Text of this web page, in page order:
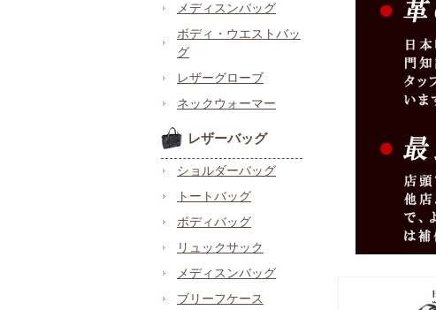
メディスンバッグ
ボディ・ウエストバッ
グ
レザーグローブ
ネックウォーマー
レザーバッグ
ショルダーバッグ
トートバッグ
ボディバッグ
リュックサック
メディスンバッグ
ブリーフケース